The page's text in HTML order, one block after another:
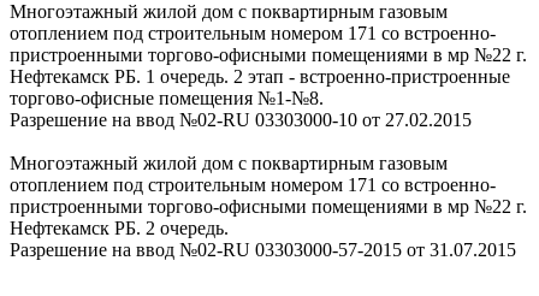
Многоэтажный жилой дом с поквартирным газовым
отоплением под строительным номером 171 со встроенно-
пристроенными торгово-офисными помещениями в мр №22 г.
Нефтекамск РБ. 1 очередь. 2 этап - встроенно-пристроенные
торгово-офисные помещения №1-№8.
Разрешение на ввод №02-RU 03303000-10 от 27.02.2015
Многоэтажный жилой дом с поквартирным газовым
отоплением под строительным номером 171 со встроенно-
пристроенными торгово-офисными помещениями в мр №22 г.
Нефтекамск РБ. 2 очередь.
Разрешение на ввод №02-RU 03303000-57-2015 от 31.07.2015